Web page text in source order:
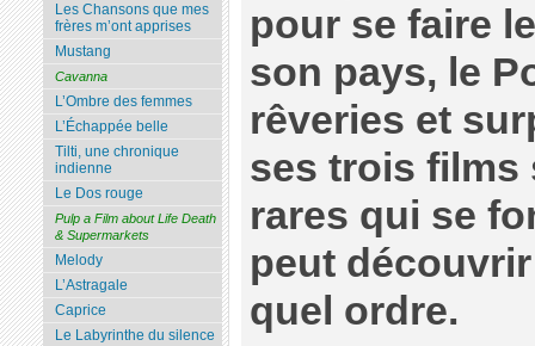
pour se faire
son pays, le
rêveries et
ses trois films
rares qui se
peut
quel ordre.
Les Chansons que mes
frères m’ont apprises
Mustang
Cavanna
L’Ombre des femmes
L’Échappée belle
Tilti, une chronique
indienne
Le Dos rouge
Pulp a Film about Life Death
& Supermarkets
Melody
L’Astragale
Caprice
Le Labyrinthe du silence